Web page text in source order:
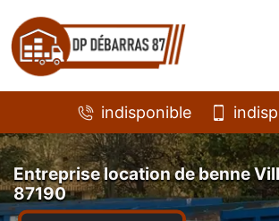
indisponible
Entreprise location de benne
87190